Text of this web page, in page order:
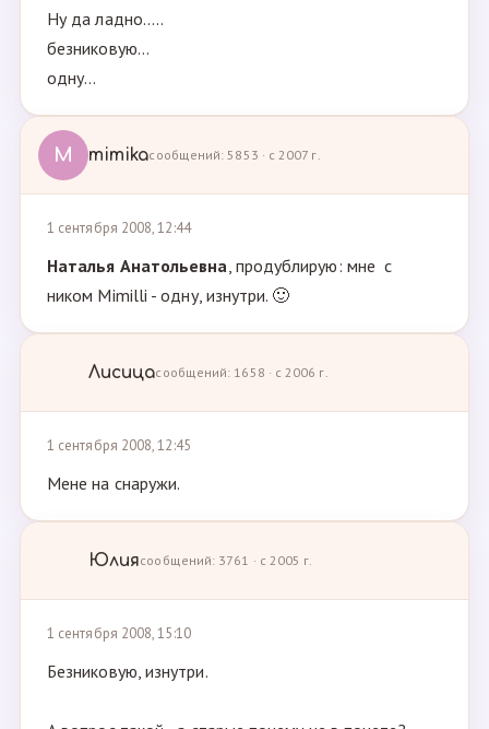
Ну да ладно.....
безниковую...
одну...
M mimikaсообщений: 5853 · с 2007 г.
1 сентября 2008, 12:44
Наталья Анатольевна, продублирую: мне с
ником Mimilli - одну, изнутри. 🙂
Лисицасообщений: 1658 · с 2006 г.
1 сентября 2008, 12:45
Мене на снаружи.
Юлиясообщений: 3761 · с 2005 г.
1 сентября 2008, 15:10
Безниковую, изнутри.